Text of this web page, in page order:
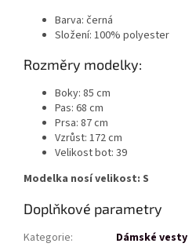
Barva: černá
Složení: 100% polyester
Rozměry modelky:
Boky: 85 cm
Pas: 68 cm
Prsa: 87 cm
Vzrůst: 172 cm
Velikost bot: 39
Modelka nosí velikost: S
Doplňkové parametry
Kategorie:
Dámské vesty